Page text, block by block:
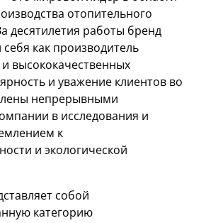
отопительного
десятилетия работы бренд
как производитель
высококачественных
и уважение клиентов во
непрерывными
в исследования и
к
и экологической
собой
категорию